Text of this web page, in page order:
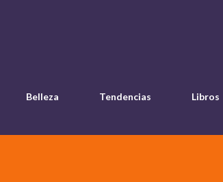
Belleza Tendencias Libros